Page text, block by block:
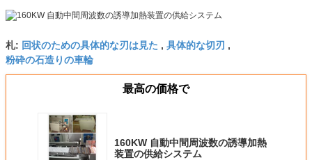
札: 回状のための具体的な刃は見た , 具体的な切刃 ,
粉砕の石造りの車輪
最高の価格で
160KW 自動中間周波数の誘導加熱
装置の供給システム